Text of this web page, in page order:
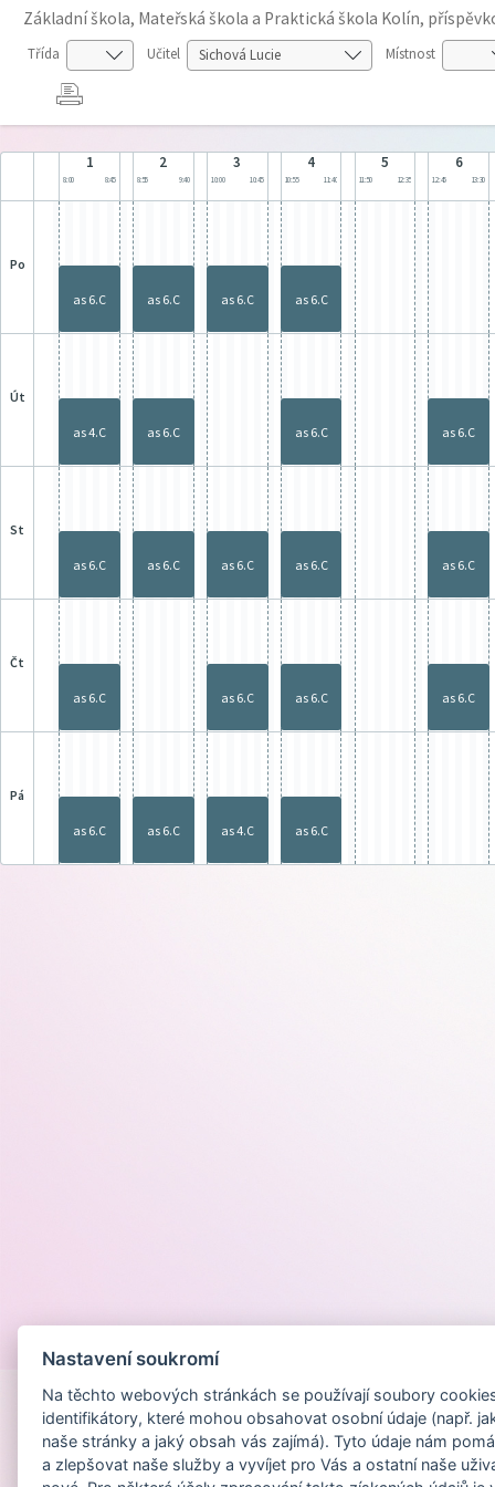
Základní škola, Mateřská škola a Praktická škola Kolín,
Třída Učitel Místnost
1
8:00 8:45
2
8:55 9:40
3
10:00 10:45
4
10:55 11:40
5
11:50 12:35
6
12:45 13:30
po
as 6.C as 6.C as 6.C as 6.C
út
as 4.C as 6.C as 6.C as 6.C
st
as 6.C as 6.C as 6.C as 6.C as 6.C
čt
as 6.C as 6.C as 6.C as 6.C
pá
as 6.C as 6.C as 4.C as 6.C
Nastavení soukromí
Na těchto webových stránkách se používají soubory
identifikátory, které mohou obsahovat osobní údaje (např.
naše stránky a jaký obsah vás zajímá). Tyto údaje nám
a zlepšovat naše služby a vyvíjet pro Vás a ostatní naše